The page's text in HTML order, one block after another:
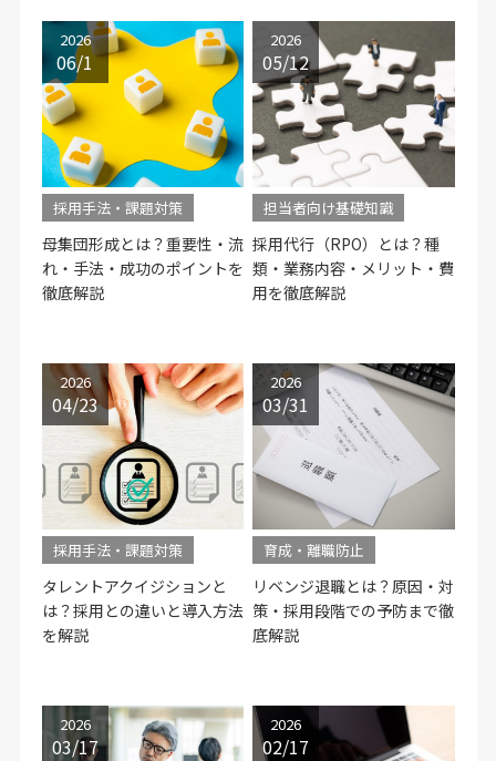
採用手法・課題対策
母集団形成とは？重要性・流
れ・手法・成功のポイントを
徹底解説
2026
06/1
担当者向け基礎知識
採用代行（RPO）とは？種
類・業務内容・メリット・費
用を徹底解説
2026
05/12
採用手法・課題対策
タレントアクイジションと
は？採用との違いと導入方法
を解説
2026
04/23
育成・離職防止
リベンジ退職とは？原因・対
策・採用段階での予防まで徹
底解説
2026
03/31
2026
03/17
2026
02/17